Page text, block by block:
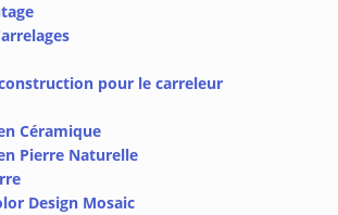
pour le carreleur
Céramique
Pierre Naturelle
Design Mosaic